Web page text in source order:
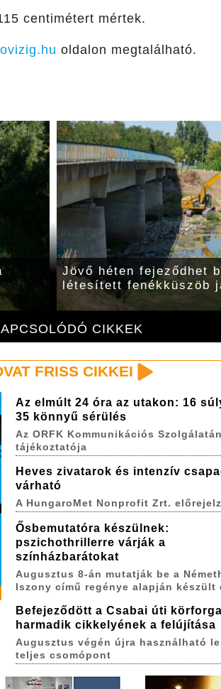
centimétert mértek.
oldalon megtalálható.
CIKKEK
Jövő héten fejeződhet
létesített fenékküszöb
FRISS CIKKEI
Az elmúlt 24 óra az utakon: 16
35 könnyű sérülés
Az ORFK Kommunikációs
tájékoztatója
Heves zivatarok és intenzív
várható
A HungaroMet Nonprofit Zrt.
Ősbemutatóra készülnek:
pszichothrillerre várják a
színházbarátokat
Augusztus 8-án mutatják be a
Iszony című regénye alapján készült
Befejeződött a Csabai úti
harmadik cikkelyének a felújítása
Augusztus végén újra használható
teljes csomópont